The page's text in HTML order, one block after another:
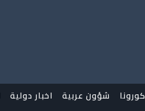
كورونا شؤون عربية اخبار دولية